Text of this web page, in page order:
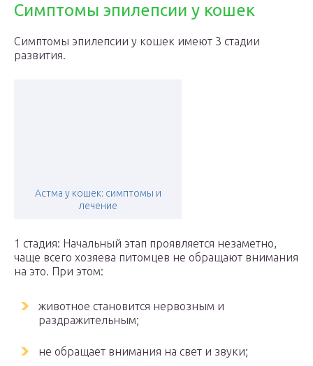
Симптомы эпилепсии у кошек
Симптомы эпилепсии у кошек имеют 3 стадии
развития.
Астма у кошек: симптомы и
лечение
1 стадия: Начальный этап проявляется незаметно,
чаще всего хозяева питомцев не обращают внимания
на это. При этом:
животное становится нервозным и
раздражительным;
не обращает внимания на свет и звуки;